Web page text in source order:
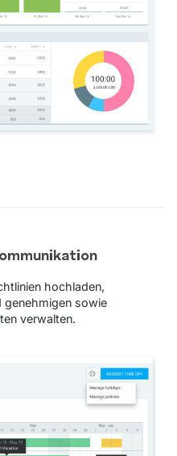
hochladen,
genehmigen sowie
verwalten.